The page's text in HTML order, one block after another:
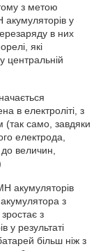
з метою
акумуляторів у
в них
які
центральній
в електроліті, з
(так само, завдяки
електрода,
величин,
акумуляторів
з
з
у результаті
більш ніж з